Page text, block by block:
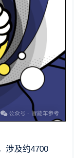
涉及约4700